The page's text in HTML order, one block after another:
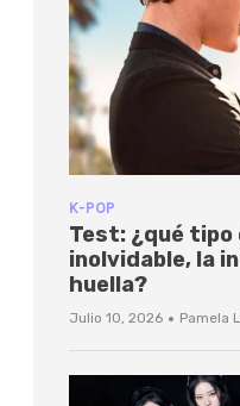
K-POP
Test: ¿qué tipo
inolvidable, la
huella?
Julio 10, 2026 · Pamela